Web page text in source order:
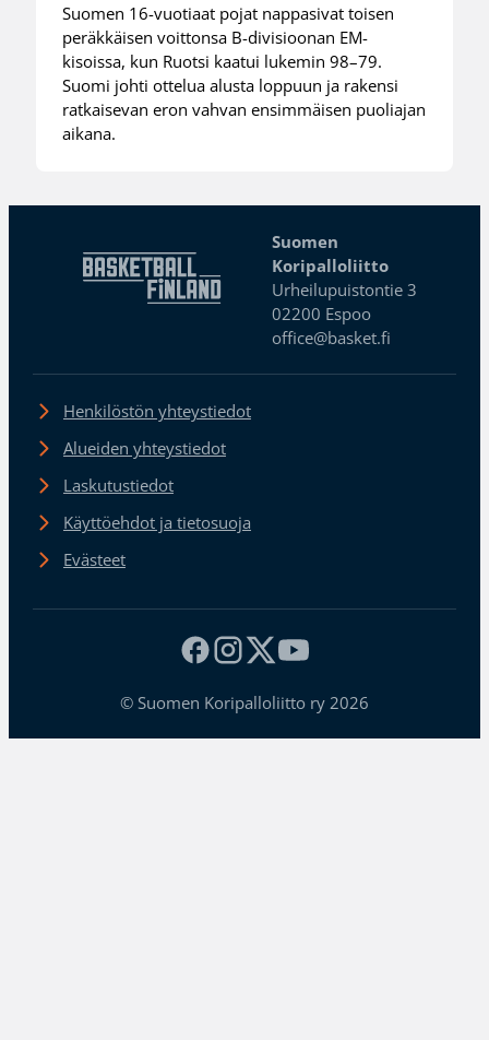
Suomen 16-vuotiaat pojat nappasivat toisen
peräkkäisen voittonsa B-divisioonan EM-
kisoissa, kun Ruotsi kaatui lukemin 98–79.
Suomi johti ottelua alusta loppuun ja rakensi
ratkaisevan eron vahvan ensimmäisen puoliajan
aikana.
Suomen
Koripalloliitto
Urheilupuistontie 3
02200 Espoo
office@basket.fi
Henkilöstön yhteystiedot
Alueiden yhteystiedot
Laskutustiedot
Käyttöehdot ja tietosuoja
Evästeet
© Suomen Koripalloliitto ry 2026